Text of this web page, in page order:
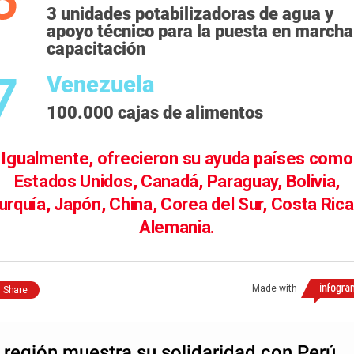
3 unidades potabilizadoras de agua y
apoyo técnico para la puesta en
capacitación
Venezuela
100.000 cajas de alimentos
Igualmente, ofrecieron su ayuda países como
Estados Unidos, Canadá, Paraguay, Bolivia,
Japón, China, Corea del Sur, Costa
Alemania.
Made with
Share